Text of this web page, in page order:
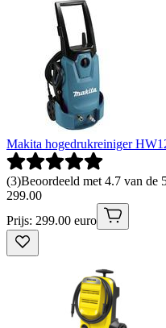
Makita hogedrukreiniger
(3)Beoordeeld met 4.7 van de
299.00
Prijs: 299.00 euro